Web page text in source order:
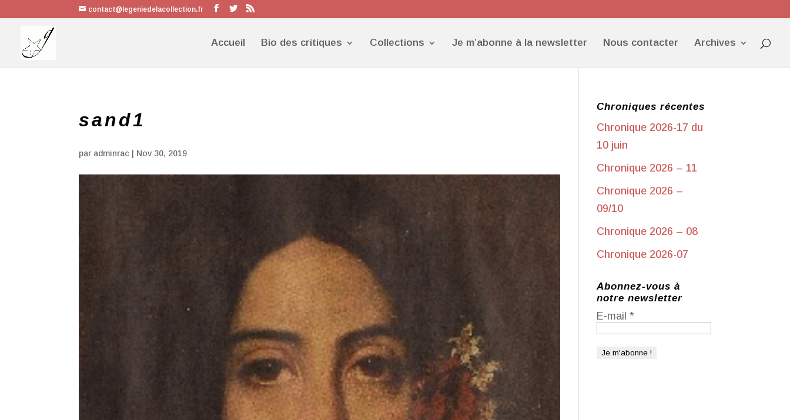
contact@legeniedelacollection.fr
Accueil Bio des critiques Collections Je m’abonne à la newsletter Nous contacter Archives
sand1
par adminrac Nov 30, 2019
Chroniques récentes
Chronique 2026-17 du
10 juin
Chronique 2026 – 11
Chronique 2026 –
09/10
Chronique 2026 – 08
Chronique 2026-07
Abonnez-vous à
notre newsletter
E-mail*